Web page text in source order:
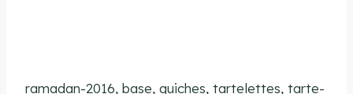
ramadan-2016, base, quiches, tartelettes, tarte-